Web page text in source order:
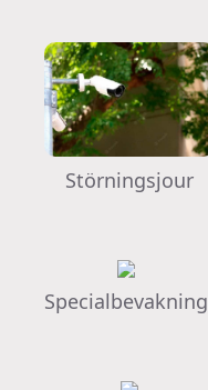
Störningsjour
Specialbevakning